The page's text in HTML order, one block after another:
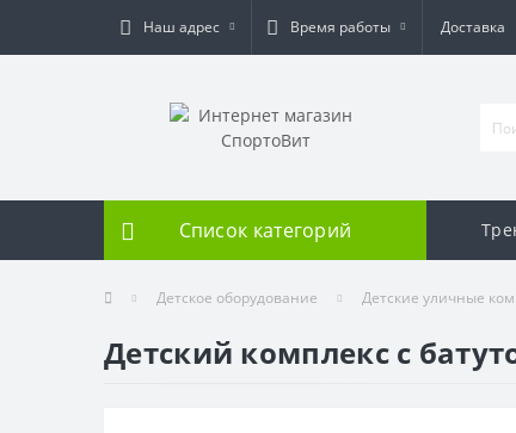
Наш адрес Время работы Доставка
Список категорий
Детское оборудование Детские уличные
Детский комплекс с